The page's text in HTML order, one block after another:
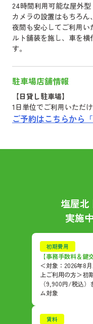
24時間利用可能な屋外
カメラの設置はもちろ
夜間も安心してご利用い
ルト舗装を施し、車を
す。
駐車場店舗情報
【日貸し駐車場】
1日単位でご利用いただ
ご予約はこちらから「
塩屋北
実施
初期費用
【事務手数料＆鍵
＜対象：2026年8
上ご利用の方＞初
（9,900円/税込
ム対象
賃料